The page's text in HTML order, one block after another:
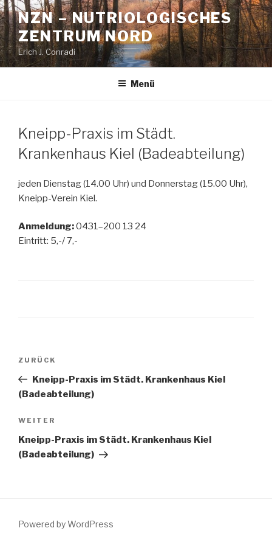
Zum
Inhalt
springen
NZN – NUTRIOLOGISCHES
ZENTRUM NORD
Erich J. Conradi
Menü
Kneipp-Praxis im Städt.
Krankenhaus Kiel (Badeabteilung)
jeden Dienstag (14.00 Uhr) und Donnerstag (15.00 Uhr),
Kneipp-Verein Kiel.
Anmeldung:0431–200 13 24
Eintritt: 5,-/ 7,-
Beitragsnavigation
Vorheriger
Beitrag
ZURÜCK
Kneipp-Praxis im Städt. Krankenhaus Kiel
(Badeabteilung)
Nächster
Beitrag
WEITER
Kneipp-Praxis im Städt. Krankenhaus Kiel
(Badeabteilung)
Powered by WordPress